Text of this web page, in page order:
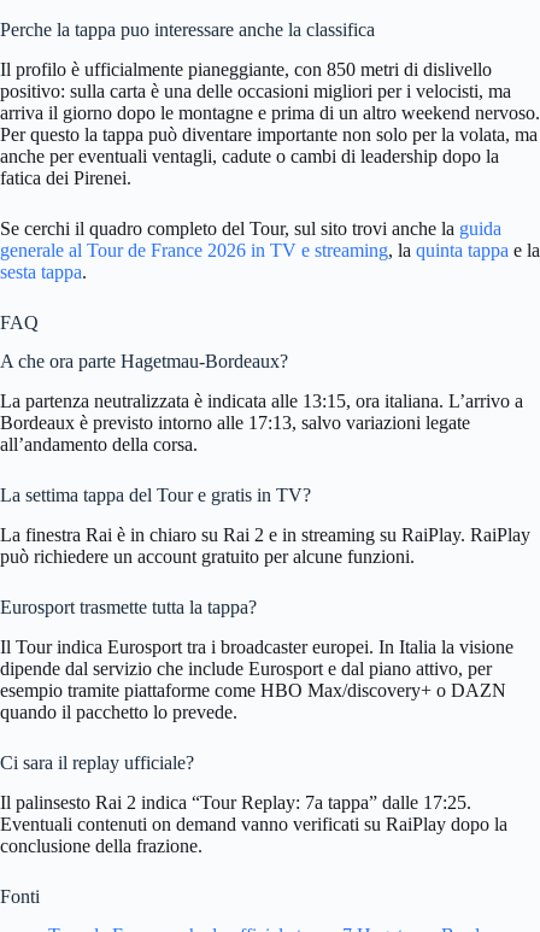
Perche la tappa puo interessare anche la classifica
Il profilo è ufficialmente pianeggiante, con 850 metri di dislivello
positivo: sulla carta è una delle occasioni migliori per i velocisti, ma
arriva il giorno dopo le montagne e prima di un altro weekend nervoso.
Per questo la tappa può diventare importante non solo per la volata, ma
anche per eventuali ventagli, cadute o cambi di leadership dopo la
fatica dei Pirenei.
Se cerchi il quadro completo del Tour, sul sito trovi anche la guida
generale al Tour de France 2026 in TV e streaming, la quinta tappa e la
sesta tappa.
FAQ
A che ora parte Hagetmau-Bordeaux?
La partenza neutralizzata è indicata alle 13:15, ora italiana. L’arrivo a
Bordeaux è previsto intorno alle 17:13, salvo variazioni legate
all’andamento della corsa.
La settima tappa del Tour e gratis in TV?
La finestra Rai è in chiaro su Rai 2 e in streaming su RaiPlay. RaiPlay
può richiedere un account gratuito per alcune funzioni.
Eurosport trasmette tutta la tappa?
Il Tour indica Eurosport tra i broadcaster europei. In Italia la visione
dipende dal servizio che include Eurosport e dal piano attivo, per
esempio tramite piattaforme come HBO Max/discovery+ o DAZN
quando il pacchetto lo prevede.
Ci sara il replay ufficiale?
Il palinsesto Rai 2 indica “Tour Replay: 7a tappa” dalle 17:25.
Eventuali contenuti on demand vanno verificati su RaiPlay dopo la
conclusione della frazione.
Fonti